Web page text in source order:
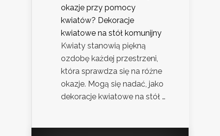
okazje przy pomocy
kwiatów? Dekoracje
kwiatowe na stół komunijny
Kwiaty stanowią piękną
ozdobę każdej przestrzeni,
która sprawdza się na różne
okazje. Mogą się nadać, jako
dekoracje kwiatowe na stół …